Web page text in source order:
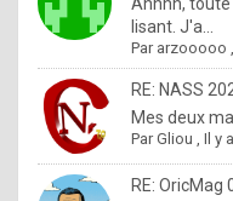
Ahhhh,
lisant. J'a...
Par arzooooo
RE: NASS
Mes deux
ParGliou ,Il y
RE: OricMag